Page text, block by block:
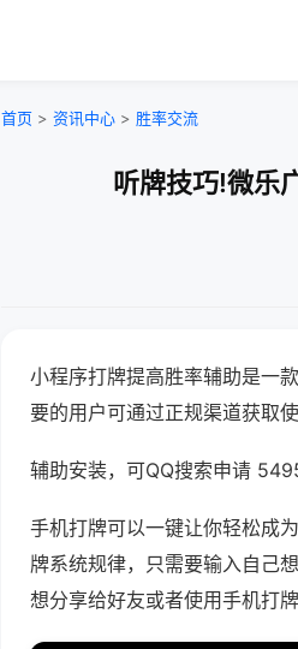
首页 > 资讯中心 > 胜率交流
听牌技巧!微乐
小程序打牌提高胜率辅助是一
要的用户可通过正规渠道获取使
辅助安装，可QQ搜索申请
手机打牌可以一键让你轻松成
牌系统规律，只需要输入自己
想分享给好友或者使用手机打